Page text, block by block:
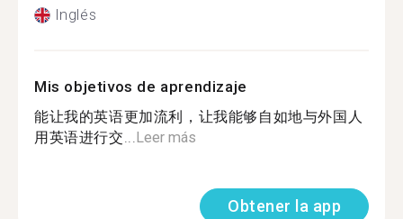
Inglés
Mis objetivos de aprendizaje
能让我的英语更加流利，让我能够自如地与外国人
用英语进行交...Leer más
Obtener la app